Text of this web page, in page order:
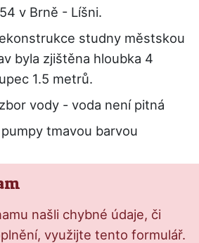
v Brně - Líšni.
studny městskou
byla zjištěna hloubka 4
1.5 metrů.
vody - voda není pitná
tmavou barvou
našli chybné údaje, či
využijte tento formulář.